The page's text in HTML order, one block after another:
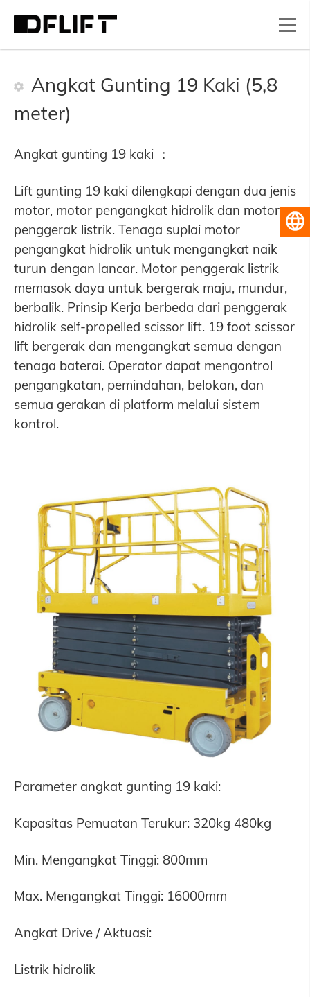
Angkat Gunting 19 Kaki (5,8
meter)
Angkat gunting 19 kaki ：
Lift gunting 19 kaki dilengkapi dengan dua jenis
motor, motor pengangkat hidrolik dan motor
penggerak listrik. Tenaga suplai motor
pengangkat hidrolik untuk mengangkat naik
turun dengan lancar. Motor penggerak listrik
memasok daya untuk bergerak maju, mundur,
berbalik. Prinsip Kerja berbeda dari penggerak
hidrolik self-propelled scissor lift. 19 foot scissor
lift bergerak dan mengangkat semua dengan
tenaga baterai. Operator dapat mengontrol
pengangkatan, pemindahan, belokan, dan
semua gerakan di platform melalui sistem
kontrol.
Parameter angkat gunting 19 kaki:
Kapasitas Pemuatan Terukur: 320kg 480kg
Min. Mengangkat Tinggi: 800mm
Max. Mengangkat Tinggi: 16000mm
Angkat Drive / Aktuasi:
Listrik hidrolik
Bahasa Indonesia